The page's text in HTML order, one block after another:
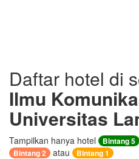
Daftar hotel di
Ilmu
Universitas
Tampilkan hanya hotel Bintang 5
Bintang 2
atau Bintang 1